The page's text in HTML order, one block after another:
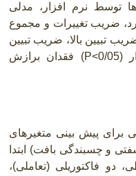
توسط نرم افزار، مدلی
ضریب تغییرات و مجموع
تبیین بالا، ضریب تبیین
P<0/05)) فقدان برازش
برای پیش بینی متغیرهای
و چسبندگی بافت) ابتدا
دو فاکتوریلی (تعاملی)،